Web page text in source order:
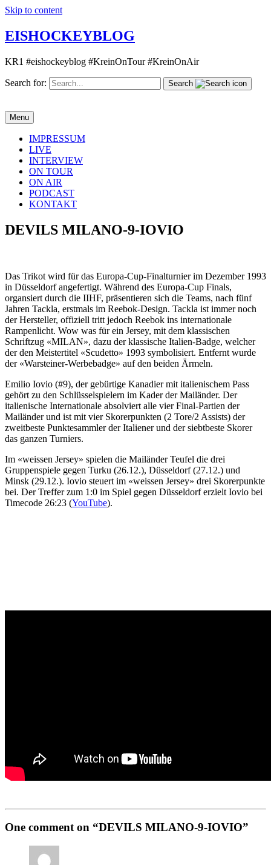
Skip to content
EISHOCKEYBLOG
KR1 #eishockeyblog #KreinOnTour #KreinOnAir
Search for: Search
Menu
IMPRESSUM
LIVE
INTERVIEW
ON TOUR
ON AIR
PODCAST
KONTAKT
DEVILS MILANO-9-IOVIO
Das Trikot wird für das Europa-Cup-Finalturnier im Dezember 1993
in Düsseldorf angefertigt. Während des Europa-Cup Finals,
organsiert durch die IIHF, präsentieren sich die Teams, nach fünf
Jahren Tackla, erstmals im Reebok-Design. Tackla ist immer noch
der Hersteller, offiziell tritt jedoch Reebok ins internationale
Rampenlicht. Wow was für ein Jersey, mit dem klassischen
Schriftzug «MILAN», dazu der klassische Italien-Badge, welcher
der den Meistertitel «Scudetto» 1993 symbolisiert. Entfernt wurde
der «Warsteiner-Werbebadge» auf den beiden Ärmeln.
Emilio Iovio (#9), der gebürtige Kanadier mit italienischem Pass
gehört zu den Schlüsselspielern im Kader der Mailänder. Der
italienische Internationale absolviert alle vier Final-Partien der
Mailänder und ist mit vier Skorerpunkten (2 Tore/2 Assists) der
zweitbeste Punktesammler der Italiener und der siebtbeste Skorer
das ganzen Turniers.
Im «weissen Jersey» spielen die Mailänder Teufel die drei
Gruppenspiele gegen Turku (26.12.), Düsseldorf (27.12.) und
Minsk (29.12.). Iovio steuert im «weissen Jersey» drei Skorerpunkte
bei. Der Treffer zum 1:0 im Spiel gegen Düsseldorf erzielt Iovio bei
Timecode 26:23 (YouTube).
One comment on “DEVILS MILANO-9-IOVIO”